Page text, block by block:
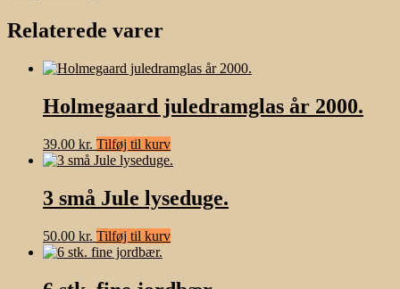
Relaterede varer
Holmegaard juledramglas år 2000.
39.00 kr. Tilføj til kurv
3 små Jule lyseduge.
50.00 kr. Tilføj til kurv